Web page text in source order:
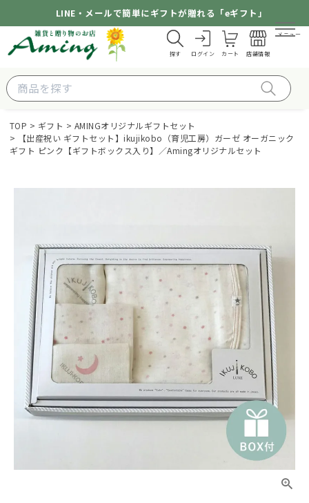
LINE・メールで簡単にギフトが贈れる「eギフト」
探す ログイン カート 店舗情報
メニュー
TOP ギフト
AMINGオリジナルギフトセット
【出産祝い ギフトセット】ikujikobo（育児工房）ガーゼ オーガニック
ギフト ピンク【ギフトボックス入り】／Amingオリジナルセット